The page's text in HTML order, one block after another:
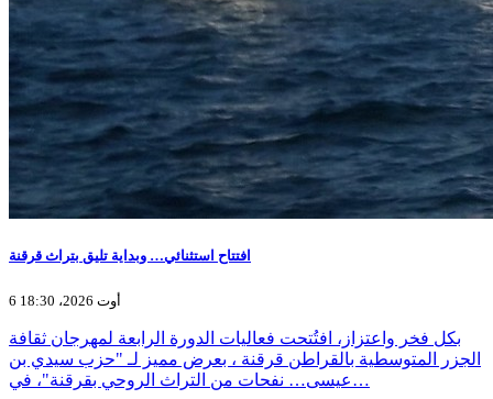
افتتاح استثنائي… وبداية تليق بتراث قرقنة
6 أوت 2026، 18:30
بكل فخر واعتزاز، افتُتحت فعاليات الدورة الرابعة لمهرجان ثقافة
الجزر المتوسطية بالقراطن قرقنة ، بعرض مميز لـ "حزب سيدي بن
عيسى… نفحات من التراث الروحي بقرقنة"، في…